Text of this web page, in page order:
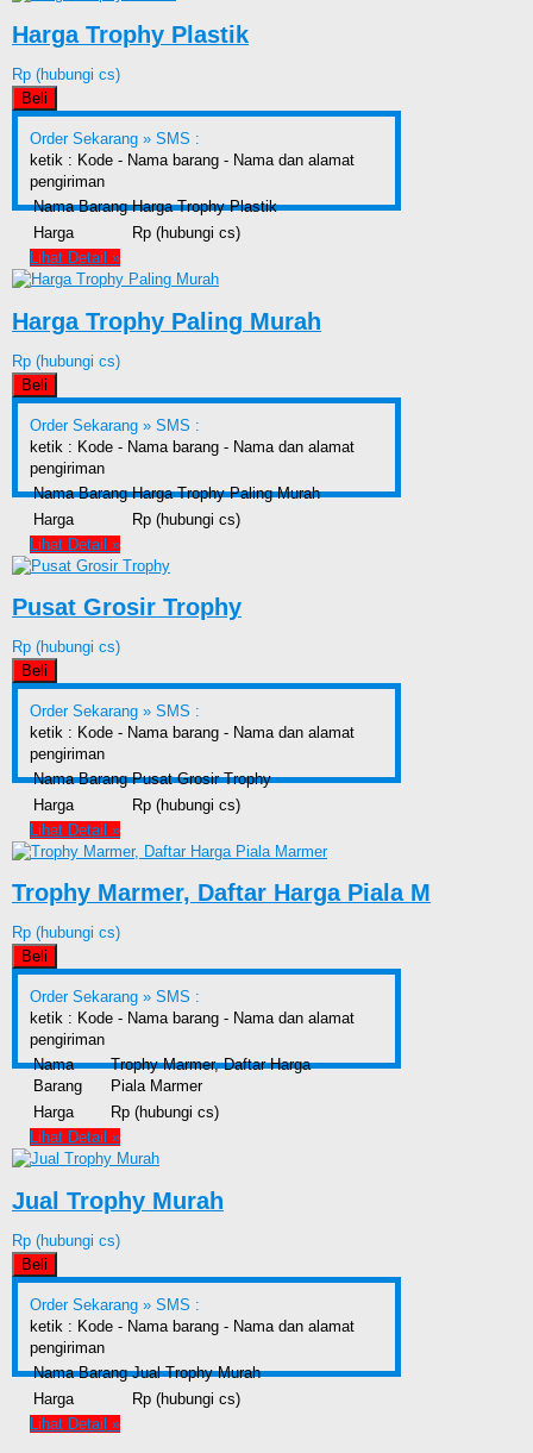
Harga Trophy Plastik
Rp (hubungi cs)
Beli
Order Sekarang » SMS :
ketik : Kode - Nama barang - Nama dan alamat
pengiriman
Nama Barang Harga Trophy Plastik
Harga
Rp (hubungi cs)
Lihat Detail »
Harga Trophy Paling Murah
Rp (hubungi cs)
Beli
Order Sekarang » SMS :
ketik : Kode - Nama barang - Nama dan alamat
pengiriman
Nama Barang Harga Trophy Paling Murah
Harga
Rp (hubungi cs)
Lihat Detail »
Pusat Grosir Trophy
Rp (hubungi cs)
Beli
Order Sekarang » SMS :
ketik : Kode - Nama barang - Nama dan alamat
pengiriman
Nama Barang Pusat Grosir Trophy
Harga
Rp (hubungi cs)
Lihat Detail »
Trophy Marmer, Daftar Harga Piala M
Rp (hubungi cs)
Beli
Order Sekarang » SMS :
ketik : Kode - Nama barang - Nama dan alamat
pengiriman
Nama
Barang
Trophy Marmer, Daftar Harga
Piala Marmer
Harga
Rp (hubungi cs)
Lihat Detail »
Jual Trophy Murah
Rp (hubungi cs)
Beli
Order Sekarang » SMS :
ketik : Kode - Nama barang - Nama dan alamat
pengiriman
Nama Barang Jual Trophy Murah
Harga
Rp (hubungi cs)
Lihat Detail »